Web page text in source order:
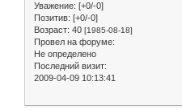
Уважение: [+0/-0]
Позитив: [+0/-0]
Возраст: 40 [1985-08-18]
Провел на форуме:
Не определено
Последний визит:
2009-04-09 10:13:41